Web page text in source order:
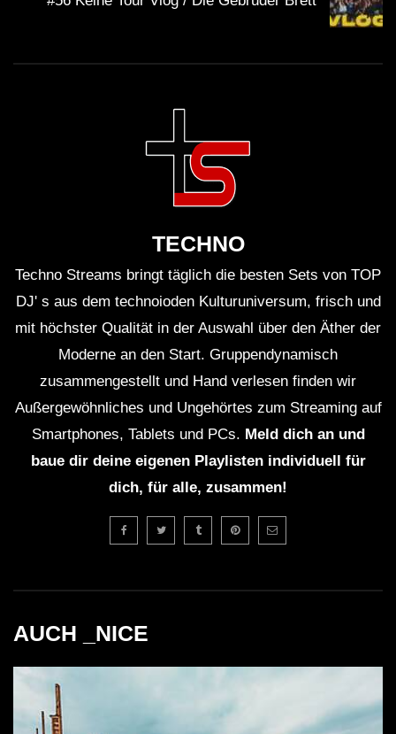
B2B-Set ist eine Seltenheit, die nur bei speziellen
Die Verwendung von Lichtshows und visuellen
Effekten ist ein wichtiger Bestandteil moderner
Live-DJ-Setups.
G Jones’ Musik ist charakterisiert durch Einflüsse
aus verschiedenen Genres, einschließlich Trap,
Bass und R&B.
Kritische Analyse
Trotz des großartigen Abends gab es einige kritische
Wunsch nach mehr Abwechslung in den Styles, da
hindeuten, dass es für DJs eine Herausforderung
Energielevel zu halten, ohne repetitiv zu wirken.
Darüber hinaus könnte die visuelle Präsentation,
obwohl sie atemberaubend war, für manche die
TECHNO
Techno Streams bringt täglich die besten Sets von TOP
DJ' s aus dem technoioden Kulturuniversum, frisch und
mit höchster Qualität in der Auswahl über den Äther der
Moderne an den Start. Gruppendynamisch
zusammengestellt und Hand verlesen finden wir
Außergewöhnliches und Ungehörtes zum Streaming auf
Smartphones, Tablets und PCs. Meld dich an und
baue dir deine eigenen Playlisten individuell für
dich, für alle, zusammen!
AUCH _NICE